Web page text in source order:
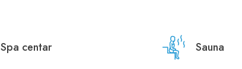
Spa centar Sauna